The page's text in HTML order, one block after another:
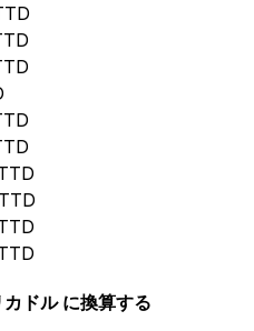
TTD
ドル に換算する